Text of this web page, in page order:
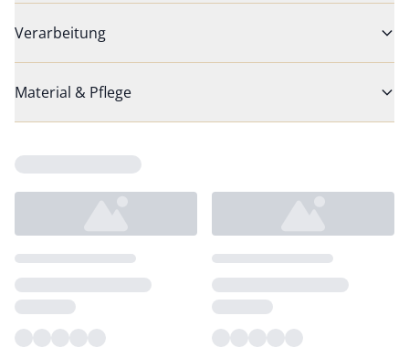
Verarbeitung
Material & Pflege